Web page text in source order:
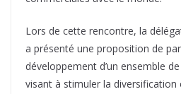
Lors de cette rencontre, la
a présenté une proposition de
développement d’un ensemble
visant à stimuler la